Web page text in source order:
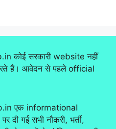
कोई सरकारी website नहीं
हैं। आवेदन से पहले official
एक informational
गई सभी नौकरी, भर्ती,